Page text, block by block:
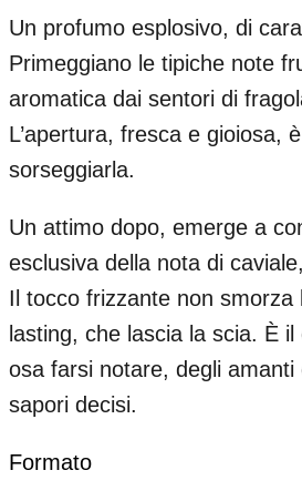
Un profumo esplosivo, di
Primeggiano le tipiche note
aromatica dai sentori di
L’apertura, fresca e gioiosa,
sorseggiarla.
Un attimo dopo, emerge a
esclusiva della nota di
Il tocco frizzante non smorza
lasting, che lascia la scia. È
osa farsi notare, degli amanti
sapori decisi.
Formato